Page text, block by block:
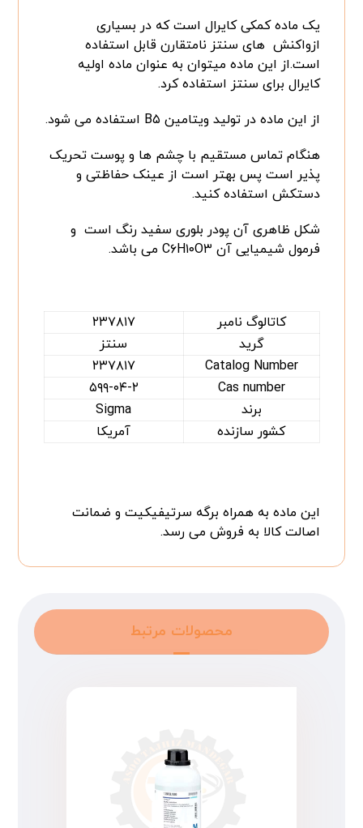
یک ماده کمکی کایرال است که در بسیاری
ازواکنش های سنتز نامتقارن قابل استفاده
است.از این ماده میتوان به عنوان ماده اولیه
کایرال برای سنتز استفاده کرد.
از این ماده در تولید ویتامین B۵ استفاده می شود.
هنگام تماس مستقیم با چشم ها و پوست تحریک
پذیر است پس بهتر است از عینک حفاظتی و
دستکش استفاده کنید.
شکل ظاهری آن پودر بلوری سفید رنگ است و
فرمول شیمیایی آن C۶H۱۰O۳ می باشد.
کاتالوگ نامبر
۲۳۷۸۱۷
گرید
سنتز
Catalog Number
۲۳۷۸۱۷
Cas number
۵۹۹-۰۴-۲
برند
Sigma
کشور سازنده
آمریکا
این ماده به همراه برگه سرتیفیکیت و ضمانت
اصالت کالا به فروش می رسد.
محصولات مرتبط